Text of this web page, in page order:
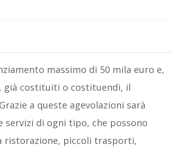
massimo di 50 mila euro e,
già costituiti o costituendi, il
a queste agevolazioni sarà
di ogni tipo, che possono
ristorazione, piccoli trasporti,